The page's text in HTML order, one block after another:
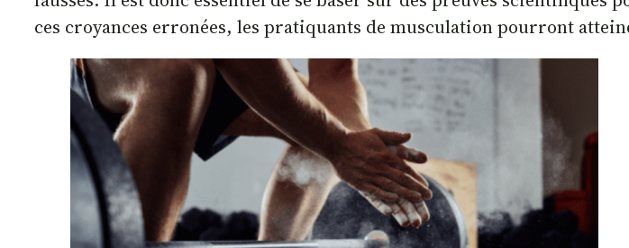
ces croyances erronées, les pratiquants de musculation pourront